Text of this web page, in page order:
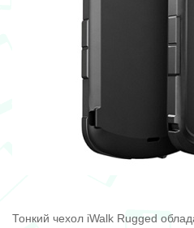
Тонкий чехол iWalk Rugged